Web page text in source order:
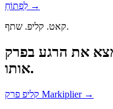
לִפְתוֹחַ →
קאט. קליפ. שתף.
אותו.
קליפ פרק Markiplier →